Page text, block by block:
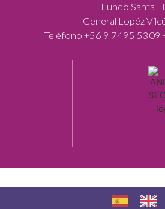
Fundo Santa
General Lopéz
Teléfono +56 9 7495 5309